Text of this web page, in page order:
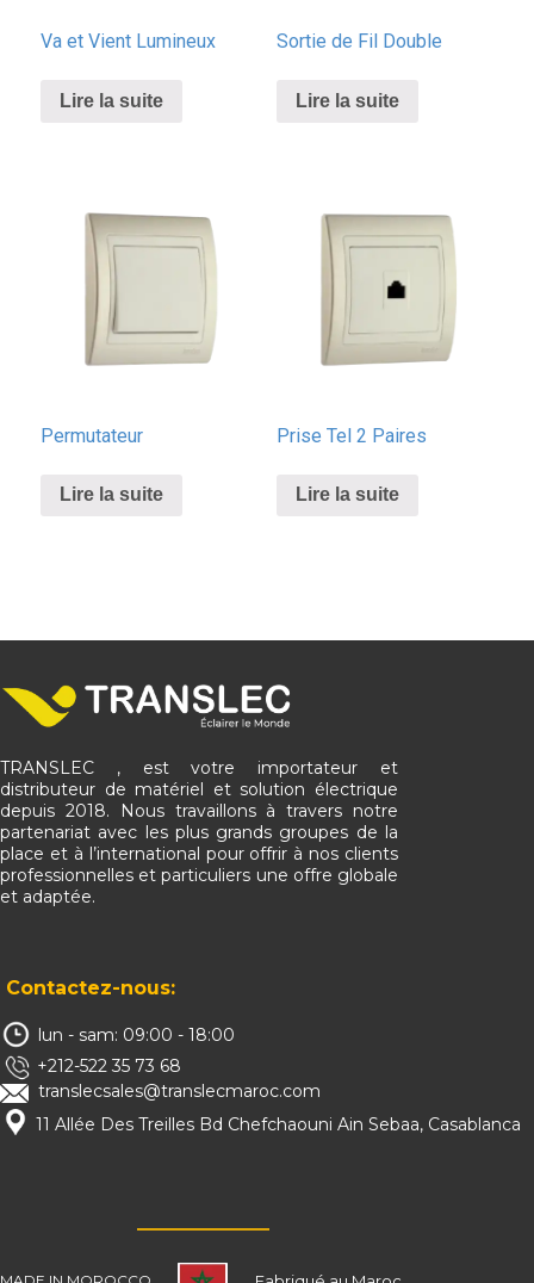
Va et Vient Lumineux
Lire la suite
Sortie de Fil Double
Lire la suite
Permutateur
Lire la suite
Prise Tel 2 Paires
Lire la suite
Contactez-nous:
lun - sam: 09:00 - 18:00
+212-522 35 73 68
translecsales@translecmaroc.com
11 Allée Des Treilles Bd Chefchaouni Ain Sebaa, Casablanca
TRANSLEC , est votre importateur et
distributeur de matériel et solution électrique
depuis 2018. Nous travaillons à travers notre
partenariat avec les plus grands groupes de la
place et à l’international pour offrir à nos clients
professionnelles et particuliers une offre globale
et adaptée.